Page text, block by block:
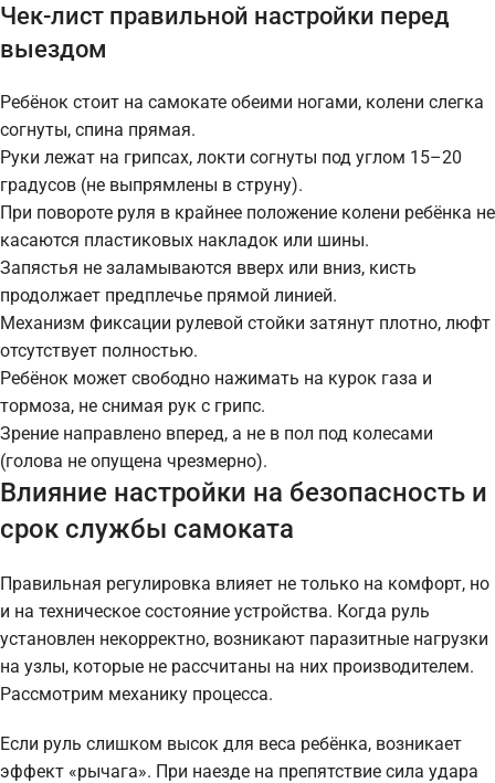
Чек-лист правильной настройки перед
выездом
Ребёнок стоит на самокате обеими ногами, колени слегка
согнуты, спина прямая.
Руки лежат на грипсах, локти согнуты под углом 15–20
градусов (не выпрямлены в струну).
При повороте руля в крайнее положение колени ребёнка не
касаются пластиковых накладок или шины.
Запястья не заламываются вверх или вниз, кисть
продолжает предплечье прямой линией.
Механизм фиксации рулевой стойки затянут плотно, люфт
отсутствует полностью.
Ребёнок может свободно нажимать на курок газа и
тормоза, не снимая рук с грипс.
Зрение направлено вперед, а не в пол под колесами
(голова не опущена чрезмерно).
Влияние настройки на безопасность и
срок службы самоката
Правильная регулировка влияет не только на комфорт, но
и на техническое состояние устройства. Когда руль
установлен некорректно, возникают паразитные нагрузки
на узлы, которые не рассчитаны на них производителем.
Рассмотрим механику процесса.
Если руль слишком высок для веса ребёнка, возникает
эффект «рычага». При наезде на препятствие сила удара